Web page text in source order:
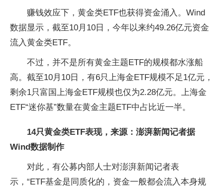
赚钱效应下，黄金类ETF也获得资金涌入。Wind
数据显示，截至10月10日，今年以来约49.26亿元资金
流入黄金类ETF。
不过，并不是所有黄金主题ETF的规模都水涨船
高。截至10月10日，有6只上海金ETF规模不足1亿元，
剩余1只富国上海金ETF规模也仅为2.28亿元。上海金
ETF“迷你基”数量在黄金主题ETF中占比近一半。
14只黄金类ETF表现，来源：澎湃新闻记者据
Wind数据制作
对此，有公募内部人士对澎湃新闻记者表
示，“ETF基金是同质化的，资金一般都会流入本身规